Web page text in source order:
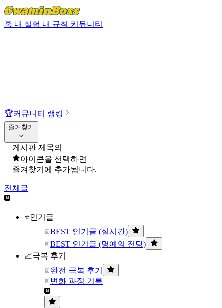
홈 내 실험 내 규칙 커뮤니티
🏆커뮤니티 랭킹
즐겨찾기
게시판 제목의
아이콘을 선택하면
즐겨찾기에 추가됩니다.
전체글
⭐인기글
BEST 인기글 (실시간)
BEST 인기글 (명예의 전당)
📈극복 후기
완전 극복 후기
변화 과정 기록